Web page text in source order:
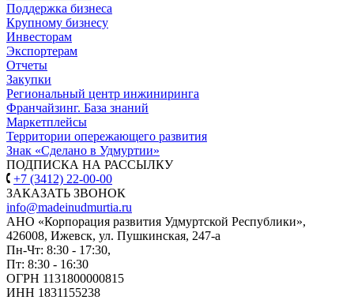
Поддержка бизнеса
Крупному бизнесу
Инвесторам
Экспортерам
Отчеты
Закупки
Региональный центр инжиниринга
Франчайзинг. База знаний
Маркетплейсы
Территории опережающего развития
Знак «Сделано в Удмуртии»
ПОДПИСКА НА РАССЫЛКУ
+7 (3412) 22-00-00
ЗАКАЗАТЬ ЗВОНОК
info@madeinudmurtia.ru
АНО «Корпорация развития Удмуртской Республики»,
426008, Ижевск, ул. Пушкинская, 247-а
Пн-Чт: 8:30 - 17:30,
Пт: 8:30 - 16:30
ОГРН 1131800000815
ИНН 1831155238